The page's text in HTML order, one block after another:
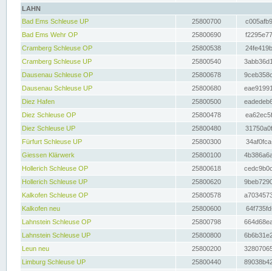
LAHN
Bad Ems Schleuse UP
25800700
Bad Ems Wehr OP
25800690
Cramberg Schleuse OP
25800538
Cramberg Schleuse UP
25800540
Dausenau Schleuse OP
25800678
Dausenau Schleuse UP
25800680
Diez Hafen
25800500
Diez Schleuse OP
25800478
Diez Schleuse UP
25800480
Fürfurt Schleuse UP
25800300
Giessen Klärwerk
25800100
Hollerich Schleuse OP
25800618
Hollerich Schleuse UP
25800620
Kalkofen Schleuse OP
25800578
Kalkofen neu
25800600
Lahnstein Schleuse OP
25800798
Lahnstein Schleuse UP
25800800
Leun neu
25800200
Limburg Schleuse UP
25800440